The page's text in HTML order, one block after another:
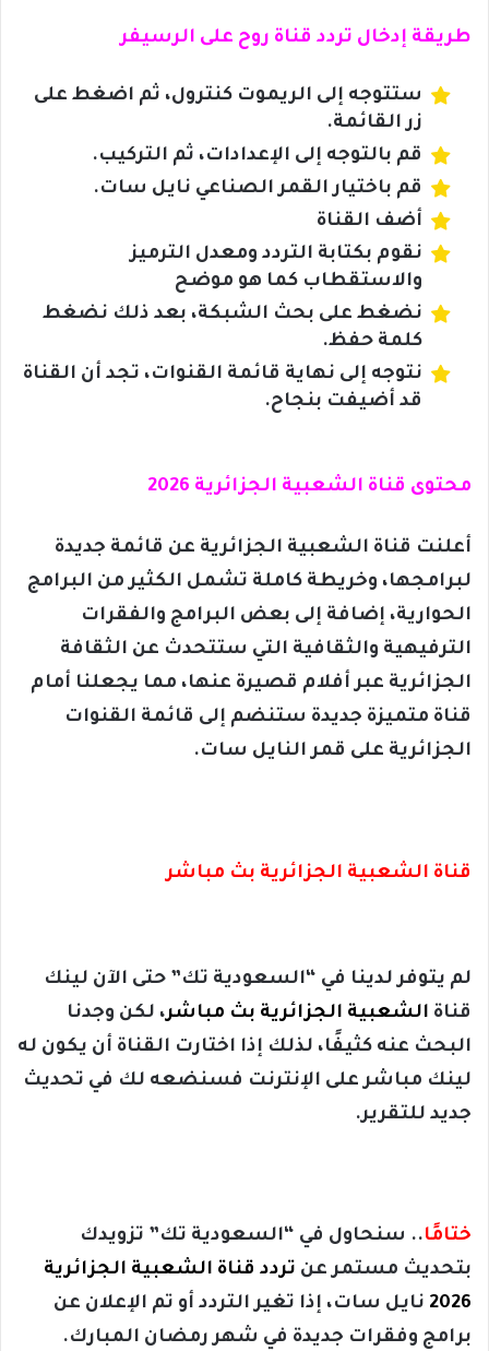
طريقة إدخال تردد قناة روح على الرسيفر
ستتوجه إلى الريموت كنترول، ثم اضغط على
زر القائمة.
قم بالتوجه إلى الإعدادات، ثم التركيب.
قم باختيار القمر الصناعي نايل سات.
أضف القناة
نقوم بكتابة التردد ومعدل الترميز
والاستقطاب كما هو موضح
نضغط على بحث الشبكة، بعد ذلك نضغط
كلمة حفظ.
نتوجه إلى نهاية قائمة القنوات، تجد أن القناة
قد أضيفت بنجاح.
محتوى قناة الشعبية الجزائرية 2026
أعلنت قناة الشعبية الجزائرية عن قائمة جديدة
لبرامجها، وخريطة كاملة تشمل الكثير من البرامج
الحوارية، إضافة إلى بعض البرامج والفقرات
الترفيهية والثقافية التي ستتحدث عن الثقافة
الجزائرية عبر أفلام قصيرة عنها، مما يجعلنا أمام
قناة متميزة جديدة ستنضم إلى قائمة القنوات
الجزائرية على قمر النايل سات.
قناة الشعبية الجزائرية بث مباشر
لم يتوفر لدينا في “السعودية تك” حتى الآن لينك
قناة الشعبية الجزائرية بث مباشر، لكن وجدنا
البحث عنه كثيفًا، لذلك إذا اختارت القناة أن يكون له
لينك مباشر على الإنترنت فسنضعه لك في تحديث
جديد للتقرير.
ختامًا.. سنحاول في “السعودية تك” تزويدك
بتحديث مستمر عن تردد قناة الشعبية الجزائرية
2026 نايل سات، إذا تغير التردد أو تم الإعلان عن
برامج وفقرات جديدة في شهر رمضان المبارك.